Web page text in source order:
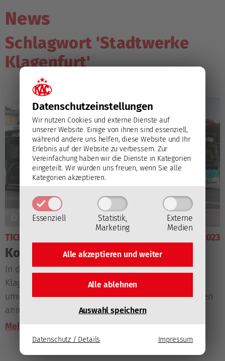
Datenschutz­einstellungen
Wir nutzen Cookies und externe Dienste auf
unserer Website. Einige von ihnen sind essenziell,
während andere uns helfen, diese Website und Ihr
Erlebnis auf der Website zu verbessern. Zur
Vereinfachung haben wir die Dienste in Kategorien
eingeteilt. Wir würden uns freuen, wenn Sie alle
Kategorien akzeptieren.
Essenziell
Statistik,
Marketing
Externe
Medien
Alle akzeptieren undweiter
Alle ablehnen
Auswahl speichern
Datenschutz / Details Impressum
News
Schlagwort 'Stadtwerke
Klagenfurt'
TICKETS 19. September 2023
Kostenlos zu den KAC-Heimspielen
In der Saison 2023/24 können KAC-Fans aus
Klagenfurt und Umgebung entspannt und
umweltschonend zu den Heimspielen der Rotjacken
anreisen: Eintrittskarten gelten auch als Öffi-
Fahrscheine.
Mehr lesen